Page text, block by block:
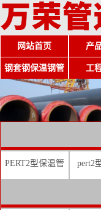
网站首页 产
钢套钢保温钢管 工
PERT2型保温管 pert2